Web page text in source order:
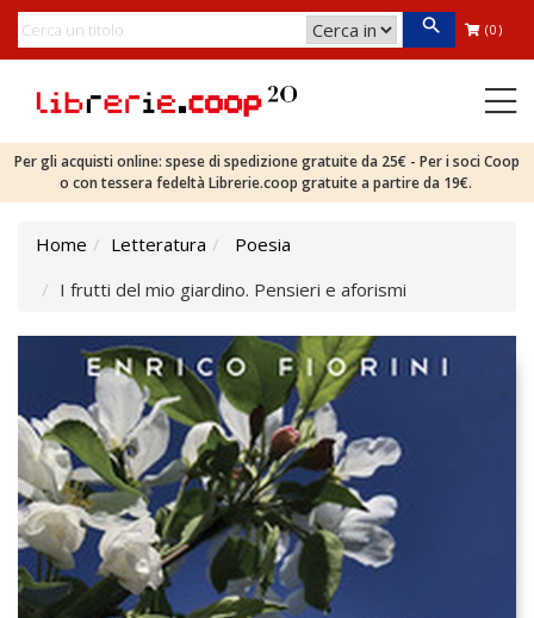
(0)
Per gli acquisti online: spese di spedizione gratuite da 25€ - Per i soci Coop
o con tessera fedeltà Librerie.coop gratuite a partire da 19€.
Home Letteratura
Poesia
I frutti del mio giardino. Pensieri e aforismi